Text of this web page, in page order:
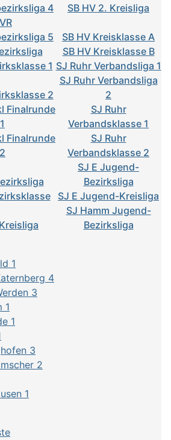
4
SB HV 2. Kreisliga
5
SB HV Kreisklasse A
SB HV Kreisklasse B
1 SJ Ruhr Verbandsliga 1
2
SJ Ruhr Verbandsliga
2
Finalrunde
1
SJ Ruhr
Verbandsklasse 1
Finalrunde
2
SJ Ruhr
Verbandsklasse 2
SJ E Jugend-
Bezirksliga
SJ E Jugend-Kreisliga
SJ Hamm Jugend-
Bezirksliga
1
4
3
1
1
3
2
1